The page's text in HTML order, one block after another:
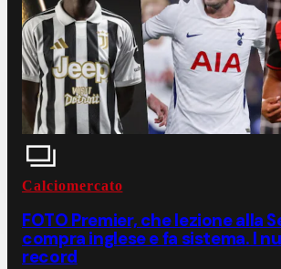
Calciomercato
FOTO Premier, che lezione alla
compra inglese e fa sistema. I
record